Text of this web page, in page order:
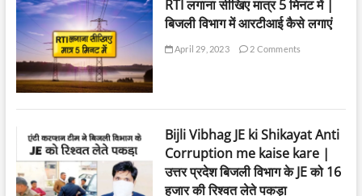
के
टें
ड
र
में
भ्र
ष्टा
RTI लगाना सीखिए मात्र 5 मिनट में |
बिजली विभाग में आरटीआई कैसे लगाएं
April 29, 2023 2 Comments
Bijli Vibhag JE ki Shikayat Anti
Corruption me kaise kare |
उत्तर प्रदेश बिजली विभाग के JE को 16
हजार की रिश्वत लेते पकड़ा